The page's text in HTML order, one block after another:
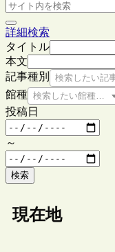
詳細検索
タイトル
本文
記事種別
検索したい記
館種 検索したい館種を選
投稿日
～
検索
現在地